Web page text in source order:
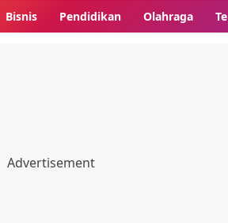
Bisnis Pendidikan Olahraga